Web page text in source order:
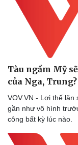
Tàu ngầm Mỹ
của Nga, Trung?
VOV.VN - Lợi thế
gần như vô hình
công bất kỳ lúc nào.